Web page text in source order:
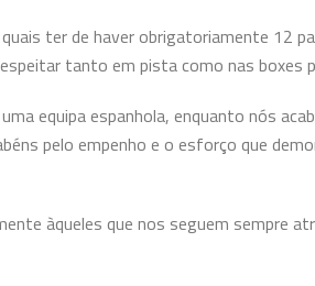
ter de haver obrigatoriamente 12
tanto em pista como nas boxes
equipa espanhola, enquanto nós
pelo empenho e o esforço que
àqueles que nos seguem sempre